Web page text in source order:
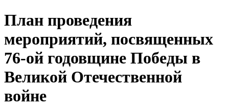
План проведения
мероприятий, посвященных
76-ой годовщине Победы в
Великой Отечественной
войне